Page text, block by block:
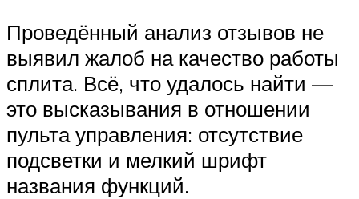
Проведённый анализ отзывов не
выявил жалоб на качество работы
сплита. Всё, что удалось найти —
это высказывания в отношении
пульта управления: отсутствие
подсветки и мелкий шрифт
названия функций.